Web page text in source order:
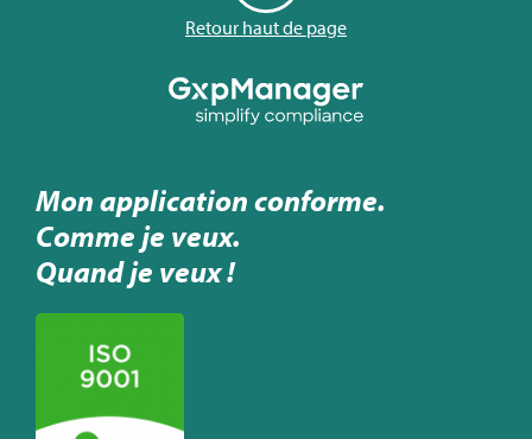
Retour haut de page
Mon application conforme.
Comme je veux.
Quand je veux !